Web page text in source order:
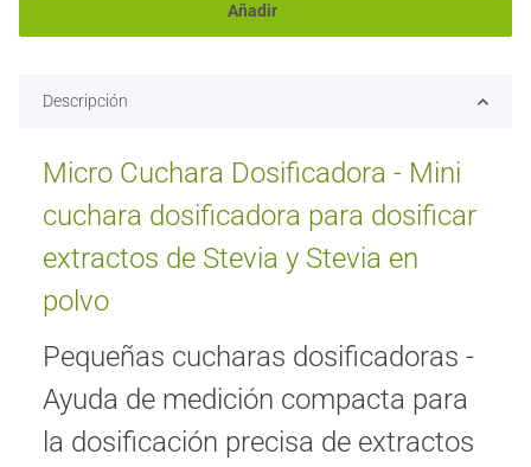
Añadir
Descripción
Micro Cuchara Dosificadora - Mini
cuchara dosificadora para dosificar
extractos de Stevia y Stevia en
polvo
Pequeñas cucharas dosificadoras -
Ayuda de medición compacta para
la dosificación precisa de extractos